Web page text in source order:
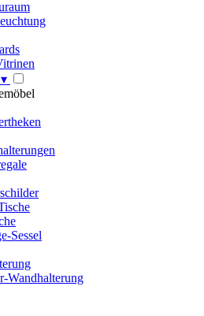
▾
Sessel
Wandhalterung